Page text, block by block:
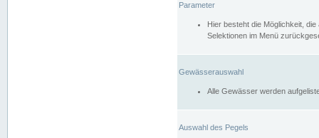
Parameter
Hier besteht die Möglichkeit,
Selektionen im Menü
Gewässerauswahl
Alle Gewässer werden
Auswahl des Pegels